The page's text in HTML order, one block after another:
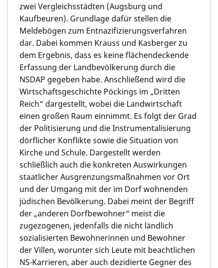
zwei Vergleichsstädten (Augsburg und
Kaufbeuren). Grundlage dafür stellen die
Meldebögen zum Entnazifizierungsverfahren
dar. Dabei kommen Krauss und Kasberger zu
dem Ergebnis, dass es keine flächendeckende
Erfassung der Landbevölkerung durch die
NSDAP gegeben habe. Anschließend wird die
Wirtschaftsgeschichte Pöckings im „Dritten
Reich“ dargestellt, wobei die Landwirtschaft
einen großen Raum einnimmt. Es folgt der Grad
der Politisierung und die Instrumentalisierung
dörflicher Konflikte sowie die Situation von
Kirche und Schule. Dargestellt werden
schließlich auch die konkreten Auswirkungen
staatlicher Ausgrenzungsmaßnahmen vor Ort
und der Umgang mit der im Dorf wohnenden
jüdischen Bevölkerung. Dabei meint der Begriff
der „anderen Dorfbewohner“ meist die
zugezogenen, jedenfalls die nicht ländlich
sozialisierten Bewohnerinnen und Bewohner
der Villen, worunter sich Leute mit beachtlichen
NS-Karrieren, aber auch dezidierte Gegner des